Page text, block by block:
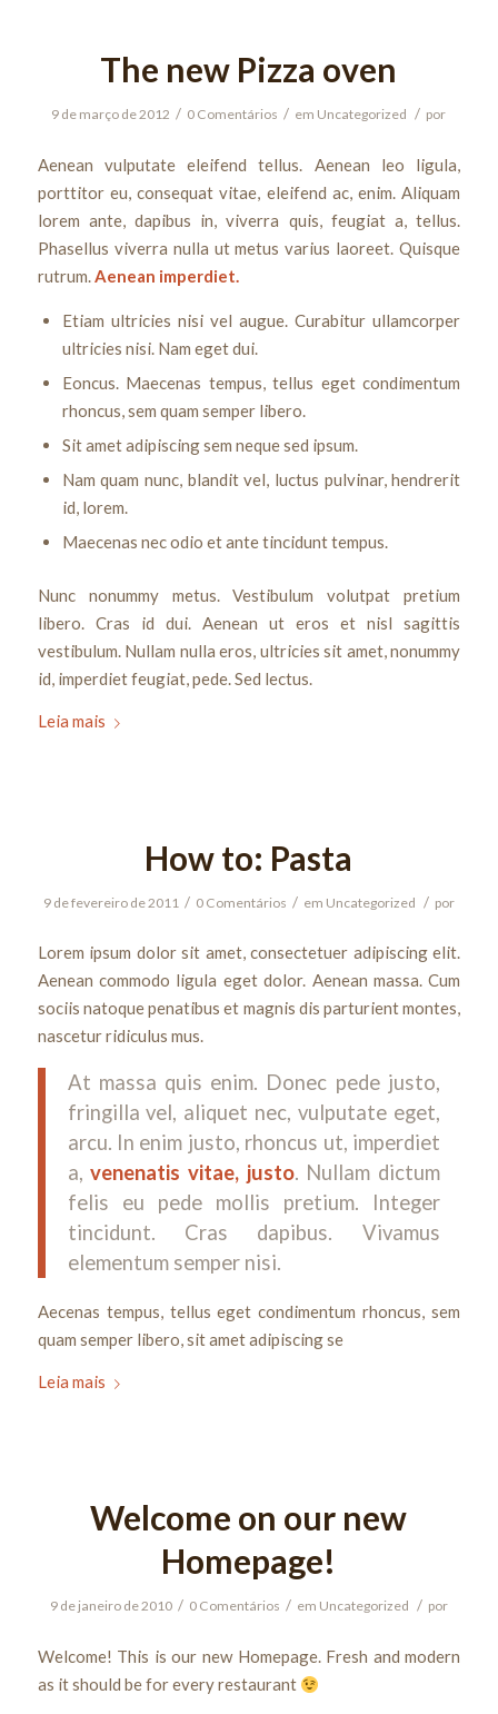
The new Pizza oven
9 de março de 2012 / 0 Comentários / em Uncategorized / por
Aenean vulputate eleifend tellus. Aenean leo ligula,
porttitor eu, consequat vitae, eleifend ac, enim. Aliquam
lorem ante, dapibus in, viverra quis, feugiat a, tellus.
Phasellus viverra nulla ut metus varius laoreet. Quisque
rutrum.Aenean imperdiet.
Etiam ultricies nisi vel augue. Curabitur ullamcorper
ultricies nisi. Nam eget dui.
Eoncus. Maecenas tempus, tellus eget condimentum
rhoncus, sem quam semper libero.
Sit amet adipiscing sem neque sed ipsum.
Nam quam nunc, blandit vel, luctus pulvinar, hendrerit
id, lorem.
Maecenas nec odio et ante tincidunt tempus.
Nunc nonummy metus. Vestibulum volutpat pretium
libero. Cras id dui. Aenean ut eros et nisl sagittis
vestibulum. Nullam nulla eros, ultricies sit amet, nonummy
id, imperdiet feugiat, pede. Sed lectus.
Leia mais
How to: Pasta
9 de fevereiro de 2011 / 0 Comentários / em Uncategorized / por
Lorem ipsum dolor sit amet, consectetuer adipiscing elit.
Aenean commodo ligula eget dolor. Aenean massa. Cum
sociis natoque penatibus et magnis dis parturient montes,
nascetur ridiculus mus.
At massa quis enim. Donec pede justo,
fringilla vel, aliquet nec, vulputate eget,
arcu. In enim justo, rhoncus ut, imperdiet
a,venenatis vitae, justo. Nullam dictum
felis eu pede mollis pretium. Integer
tincidunt. Cras dapibus. Vivamus
elementum semper nisi.
Aecenas tempus, tellus eget condimentum rhoncus, sem
quam semper libero, sit amet adipiscing se
Leia mais
Welcome on our new
Homepage!
9 de janeiro de 2010 / 0 Comentários / em Uncategorized / por
Welcome! This is our new Homepage. Fresh and modern
as it should be for every restaurant